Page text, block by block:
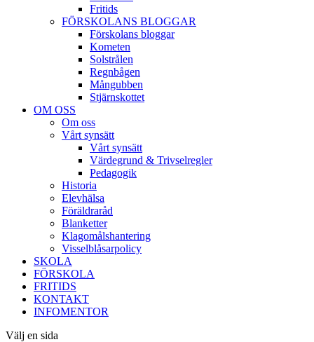
Fritids
FÖRSKOLANS BLOGGAR
Förskolans bloggar
Kometen
Solstrålen
Regnbågen
Mångubben
Stjärnskottet
OM OSS
Om oss
Vårt synsätt
Vårt synsätt
Värdegrund & Trivselregler
Pedagogik
Historia
Elevhälsa
Föräldraråd
Blanketter
Klagomålshantering
Visselblåsarpolicy
SKOLA
FÖRSKOLA
FRITIDS
KONTAKT
INFOMENTOR
Välj en sida